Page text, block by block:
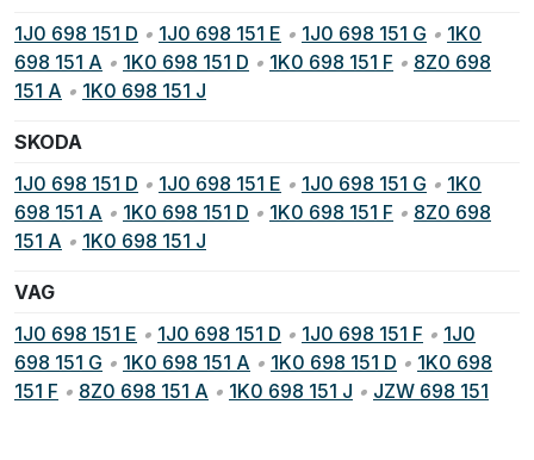
1J0 698 151 D • 1J0 698 151 E • 1J0 698 151 G • 1K0
698 151 A • 1K0 698 151 D • 1K0 698 151 F • 8Z0 698
151 A • 1K0 698 151 J
SKODA
1J0 698 151 D • 1J0 698 151 E • 1J0 698 151 G • 1K0
698 151 A • 1K0 698 151 D • 1K0 698 151 F • 8Z0 698
151 A • 1K0 698 151 J
VAG
1J0 698 151 E • 1J0 698 151 D • 1J0 698 151 F • 1J0
698 151 G • 1K0 698 151 A • 1K0 698 151 D • 1K0 698
151 F • 8Z0 698 151 A • 1K0 698 151 J • JZW 698 151